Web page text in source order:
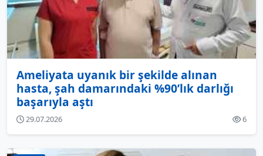
Ameliyata uyanık bir şekilde alınan
hasta, şah damarındaki %90’lık darlığı
başarıyla aştı
29.07.2026 6